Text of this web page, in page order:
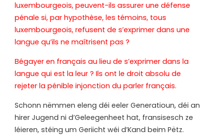
luxembourgeois, peuvent-ils assurer une défense
pénale si, par hypothèse, les témoins, tous
luxembourgeois, refusent de s’exprimer dans une
langue qu’ils ne maîtrisent pas ?
Bégayer en français au lieu de s’exprimer dans la
langue qui est la leur ? Ils ont le droit absolu de
rejeter la pénible injonction du parler français.
Schonn nëmmen eleng déi eeler Generatioun, déi an
hirer Jugend ni d’Geleegenheet hat, fransisesch ze
léieren, stéing um Geriicht wéi d’Kand beim Pëtz.